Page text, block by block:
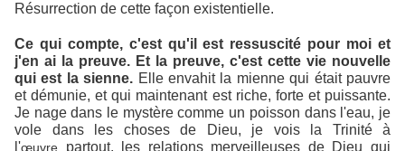
Résurrection de cette façon existentielle.
Ce qui compte, c'est qu'il est ressuscité pour moi et
j'en ai la preuve. Et la preuve, c'est cette vie nouvelle
qui est la sienne. Elle envahit la mienne qui était pauvre
et démunie, et qui maintenant est riche, forte et puissante.
Je nage dans le mystère comme un poisson dans l'eau, je
vole dans les choses de Dieu, je vois
la Trinitéà
l'œuvre partout, les relations merveilleuses de Dieu qui